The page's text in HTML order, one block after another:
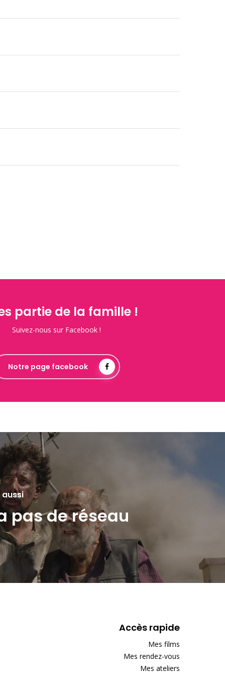
partie de la famille !
Suivez-nous sur Facebook !
Notre page facebook
pas de réseau
Accès rapide
Mes films
Mes rendez-vous
Mes ateliers